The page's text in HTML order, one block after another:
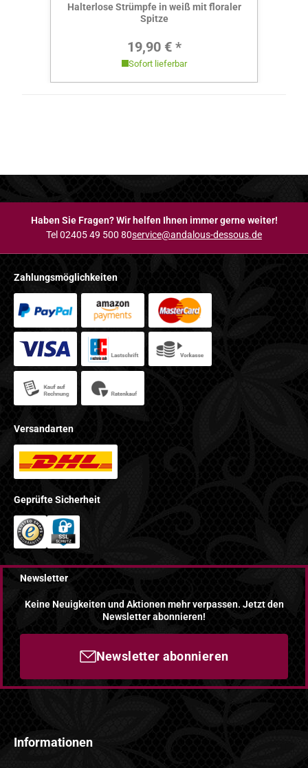
Halterlose Strümpfe in weiß mit floraler
Spitze
Regulärer Preis:
19,90 € *
Sofort lieferbar
Haben Sie Fragen? Wir helfen Ihnen immer gerne weiter!
Tel 02405 49 500 80service@andalous-dessous.de
Zahlungsmöglichkeiten
Versandarten
Geprüfte Sicherheit
Newsletter
Keine Neuigkeiten und Aktionen mehr verpassen. Jetzt den
Newsletter abonnieren!
Newsletter abonnieren
Informationen